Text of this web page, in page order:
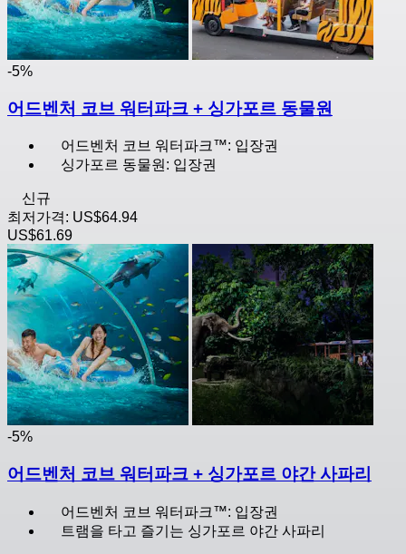
-5%
어드벤처 코브 워터파크 + 싱가포르 동물원
어드벤처 코브 워터파크™: 입장권
싱가포르 동물원: 입장권
신규
최저가격: US$64.94
US$61.69
-5%
어드벤처 코브 워터파크 + 싱가포르 야간 사파리
어드벤처 코브 워터파크™: 입장권
트램을 타고 즐기는 싱가포르 야간 사파리